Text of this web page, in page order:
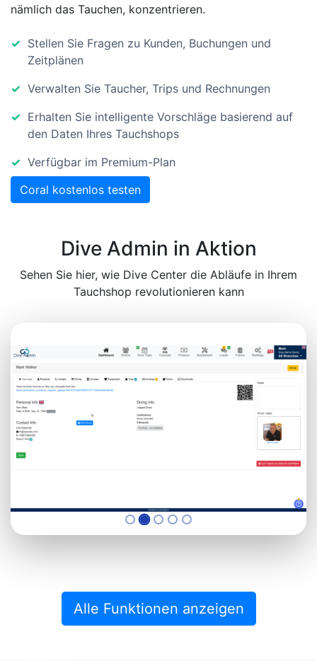
nämlich das Tauchen, konzentrieren.
Stellen Sie Fragen zu Kunden, Buchungen und
Zeitplänen
Verwalten Sie Taucher, Trips und Rechnungen
Erhalten Sie intelligente Vorschläge basierend auf
den Daten Ihres Tauchshops
Verfügbar im Premium-Plan
Coral kostenlos testen
Dive Admin in Aktion
Sehen Sie hier, wie Dive Center die Abläufe in Ihrem
Tauchshop revolutionieren kann
Alle Funktionen anzeigen